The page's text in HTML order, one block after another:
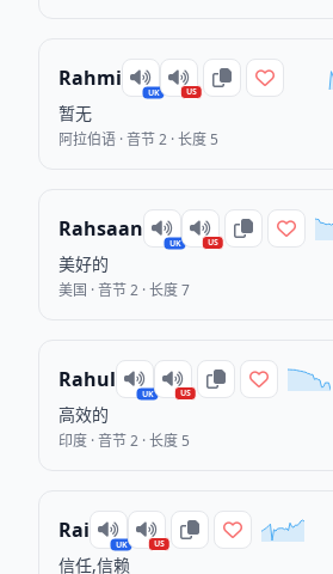
Rahmi
UK US
暂无
阿拉伯语 · 音节 2 · 长度 5
Rahsaan
UK US
美好的
美国 · 音节 2 · 长度 7
Rahul
UK US
高效的
印度 · 音节 2 · 长度 5
Rai
UK US
信任,信赖